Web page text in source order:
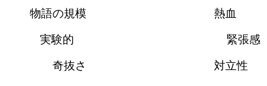
熱血
緊張感
対立性
奇抜さ
実験的
物語の規模